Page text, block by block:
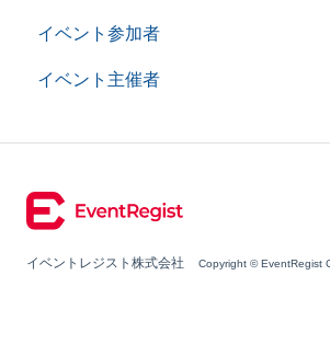
イベント参加者
よくあるご質問（イベント参加者
イベントキャンセル
主催者とのやり取り
イベント主催者
イベント情報管理
イベント情報管理のPremium機能
イベントレジスト株式会社 Copyright © EventRegist